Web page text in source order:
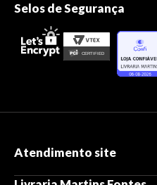
Selos de Segurança
Atendimento site